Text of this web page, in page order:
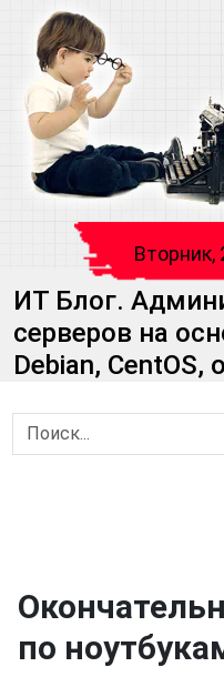
Вторник,
ИТ Блог.
серверов на
Debian, CentOS,
по